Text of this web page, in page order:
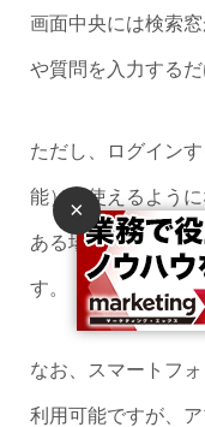
画面中央には検索
や質問を入力するだ
ただし、ログイン
能）が使えるよう
ある場合は、ログ
す。
なお、スマートフ
利用可能ですが、
×